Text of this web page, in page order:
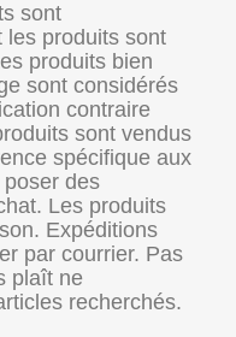
sont
les produits sont
produits bien
sont considérés
contraire
sont vendus
spécifique aux
des
Les produits
Expéditions
par courrier. Pas
plaît ne
recherchés.